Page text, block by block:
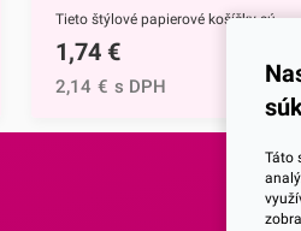
Tieto štýlové papierové košíčky sú
nevyhnutnou výbavou pri príprave
muffinov, cupcakekov ale aj
1,74 €
2,14 € s DPH
Táto